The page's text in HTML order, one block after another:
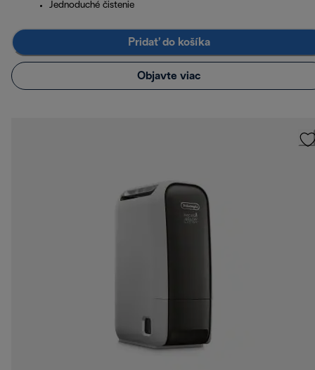
Jednoduché čistenie
Pridať do košíka
Objavte viac